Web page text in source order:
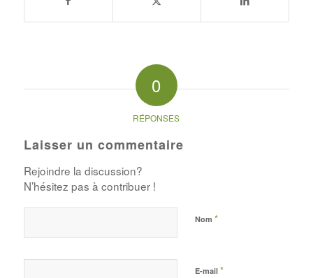
0
RÉPONSES
Laisser un commentaire
Rejoindre la discussion?
N’hésitez pas à contribuer !
Nom *
E-mail *